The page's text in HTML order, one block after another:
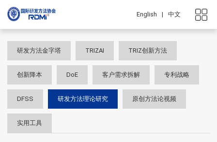
English | 中文
研发方法金字塔 TRIZAI TRIZ创新方法
创新降本 DoE 客户需求拆解 专利战略
DFSS 研发方法理论研究 原创方法论视频
实用工具